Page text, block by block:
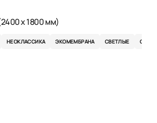
x 1800 мм)
НЕОКЛАССИКА ЭКОМЕМБРАНА СВЕТЛЫЕ СЕРЫЕ